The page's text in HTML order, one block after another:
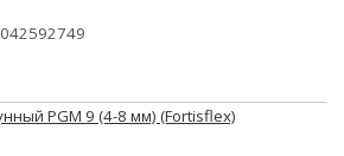
PGM 9 (4-8 мм) (Fortisflex)